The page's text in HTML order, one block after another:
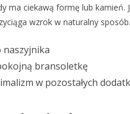
ma ciekawą formę lub kamień.
wzrok w naturalny sposób.
naszyjnika
bransoletkę
w pozostałych